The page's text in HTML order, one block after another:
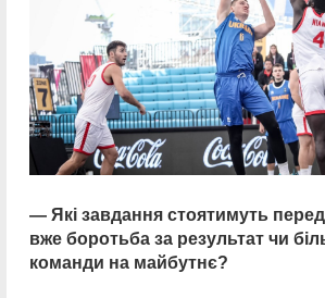
— Які завдання стоятимуть
вже боротьба за результат чи
команди на майбутнє?